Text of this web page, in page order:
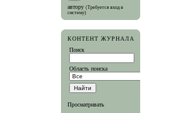
автору (Требуется вход в
систему)
КОНТЕНТ ЖУРНАЛА
Поиск
Область поиска
Просматривать